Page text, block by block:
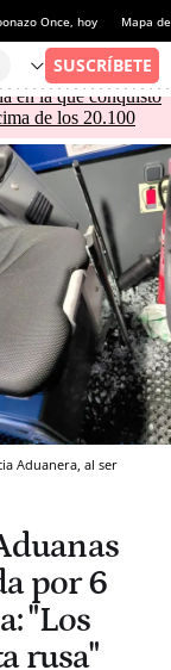
Once, hoy Mapa
en la que conquistó
de los 20.100
Aduanera, al ser
por 6
"Los
rusa"